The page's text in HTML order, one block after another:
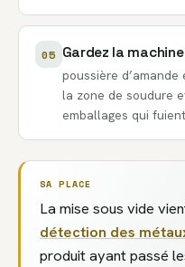
05 Gardez la
poussière
la zone de soudure
emballages qui
SA PLACE
La mise sous vide
détection des
produit ayant passé